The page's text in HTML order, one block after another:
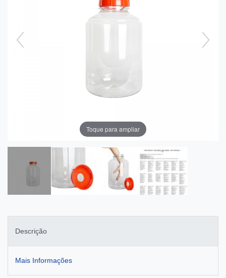
Toque para ampliar
Descrição
Mais Informações